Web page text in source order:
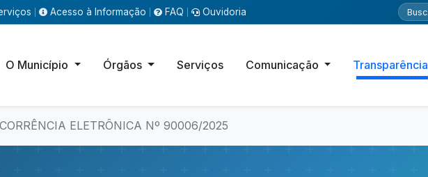
Acesso à Informação FAQ Ouvidoria
O Município Órgãos Serviços Comunicação Transparência
ELETRÔNICA Nº 90006/2025